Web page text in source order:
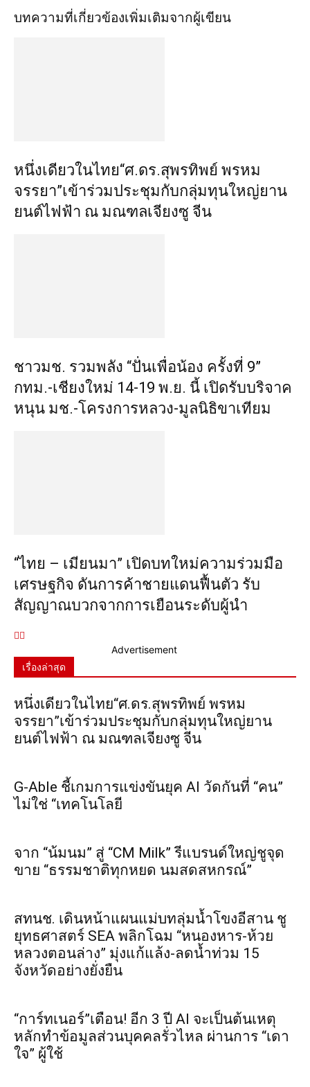
บทความที่เกี่ยวข้องเพิ่มเติมจากผู้เขียน
หนึ่งเดียวในไทย“ศ.ดร.สุพรทิพย์ พรหม
จรรยา”เข้าร่วมประชุมกับกลุ่มทุนใหญ่ยาน
ยนต์ไฟฟ้า ณ มณฑลเจียงซู จีน
ชาวมช. รวมพลัง “ปั่นเพื่อน้อง ครั้งที่ 9”
กทม.-เชียงใหม่ 14-19 พ.ย. นี้ เปิดรับบริจาค
หนุน มช.-โครงการหลวง-มูลนิธิขาเทียม
“ไทย – เมียนมา” เปิดบทใหม่ความร่วมมือ
เศรษฐกิจ ดันการค้าชายแดนฟื้นตัว รับ
สัญญาณบวกจากการเยือนระดับผู้นำ
Advertisement
เรื่องล่าสุด
หนึ่งเดียวในไทย“ศ.ดร.สุพรทิพย์ พรหม
จรรยา”เข้าร่วมประชุมกับกลุ่มทุนใหญ่ยาน
ยนต์ไฟฟ้า ณ มณฑลเจียงซู จีน
G-Able ชี้เกมการแข่งขันยุค AI วัดกันที่ “คน”
ไม่ใช่ “เทคโนโลยี
จาก “น้มนม” สู่ “CM Milk” รีแบรนด์ใหญ่ชูจุด
ขาย “ธรรมชาติทุกหยด นมสดสหกรณ์”
สทนช. เดินหน้าแผนแม่บทลุ่มน้ำโขงอีสาน ชู
ยุทธศาสตร์ SEA พลิกโฉม “หนองหาร-ห้วย
หลวงตอนล่าง” มุ่งแก้แล้ง-ลดน้ำท่วม 15
จังหวัดอย่างยั่งยืน
“การ์ทเนอร์”เตือน! อีก 3 ปี AI จะเป็นต้นเหตุ
หลักทำข้อมูลส่วนบุคคลรั่วไหล ผ่านการ “เดา
ใจ” ผู้ใช้